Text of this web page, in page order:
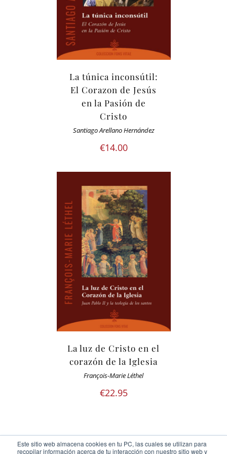
Este sitio web almacena cookies en tu PC, las cuales se utilizan para
recopilar información acerca de tu interacción con nuestro sitio web y
La túnica inconsútil:
El Corazon de Jesús
en la Pasión de
Cristo
Santiago Arellano Hernández
€14.00
La luz de Cristo en el
corazón de la Iglesia
François-Marie Léthel
€22.95